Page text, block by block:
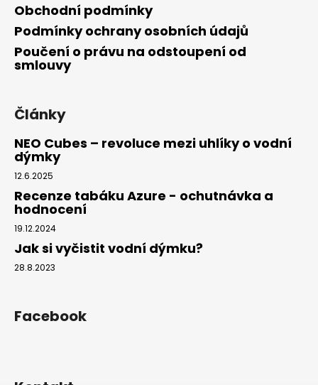
Obchodní podmínky
Podmínky ochrany osobních údajů
Poučení o právu na odstoupení od
smlouvy
Články
NEO Cubes – revoluce mezi uhlíky o vodní
dýmky
12.6.2025
Recenze tabáku Azure - ochutnávka a
hodnocení
19.12.2024
Jak si vyčistit vodní dýmku?
28.8.2023
Facebook